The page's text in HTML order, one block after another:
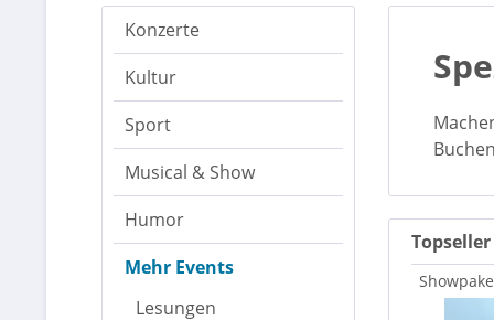
Konzerte
Kultur
Sport
Musical & Show
Humor
Mehr Events
Lesungen